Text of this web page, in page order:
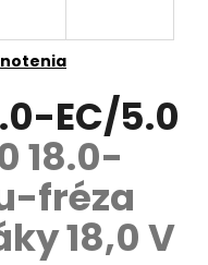
EC/5.0
18.0-
fréza
18,0 V